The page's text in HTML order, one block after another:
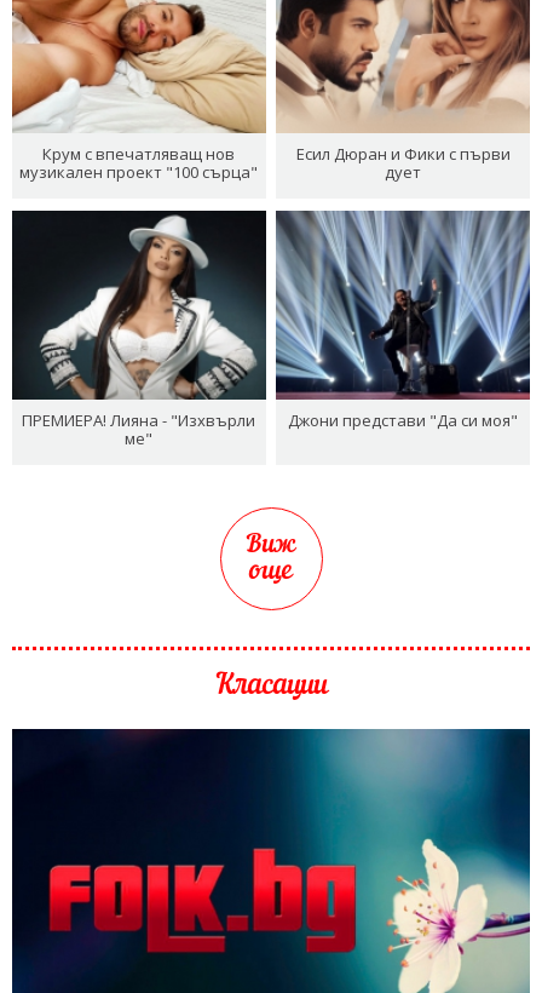
Крум с впечатляващ нов
музикален проект "100 сърца"
Есил Дюран и Фики с първи
дует
ПРЕМИЕРА! Лияна - "Изхвърли
ме"
Джони представи "Да си моя"
Виж
още
Класации